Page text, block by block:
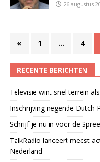
26 augustus
« 1 … 4
RECENTE BERICHTEN
Televisie wint snel terrein
Inschrijving negende Dutch
Schrijf je nu in voor de
TalkRadio lanceert meest
Nederland